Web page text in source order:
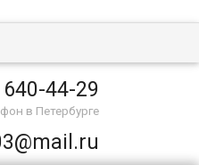
44-29
в Петербурге